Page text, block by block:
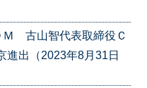
Ｍ 古山智代表取締役Ｃ
出（2023年8月31日